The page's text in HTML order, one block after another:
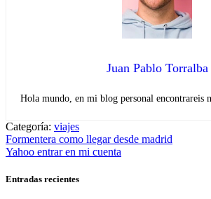
Juan Pablo Torralba
Hola mundo, en mi blog personal encontrareis
Categoría: viajes
Navegación
de
entradas
Entrada
anterior:
Formentera como llegar desde madrid
Entrada
Yahoo entrar en mi cuenta
Entradas recientes